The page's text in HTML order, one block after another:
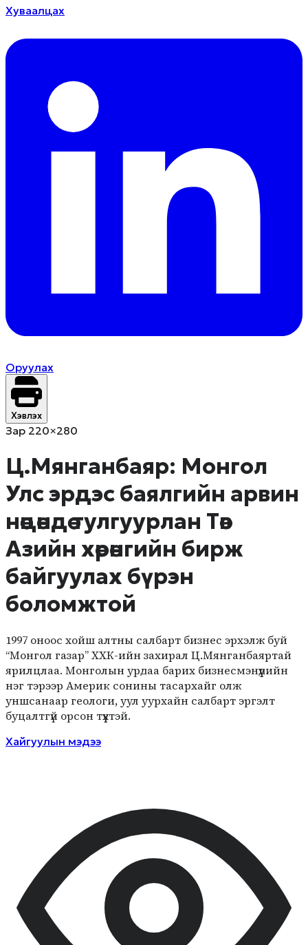
Хуваалцах
Оруулах
Хэвлэх
Зар 220×280
Ц.Мянганбаяр: Монгол
Улс эрдэс баялгийн арвин
нөөцөндөө тулгуурлан Төв
Азийн хөрөнгийн бирж
байгуулах бүрэн
боломжтой
1997 оноос хойш алтны салбарт бизнес эрхэлж буй
“Монгол газар” ХХК-ийн захирал Ц.Мянганбаяртай
ярилцлаа. Монголын урдаа барих бизнесмэнүүдийн
нэг тэрээр Америк сонины тасархайг олж
уншсанаар геологи, уул уурхайн салбарт эргэлт
буцалтгүй орсон түүхтэй.
Хайгуулын мэдээ